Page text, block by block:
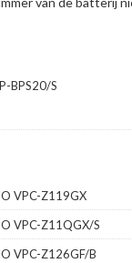
BPS20/S
VPC-Z119GX
VPC-Z11QGX/S
VPC-Z126GF/B